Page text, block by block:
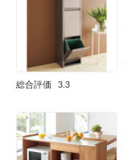
総合評価 3.3